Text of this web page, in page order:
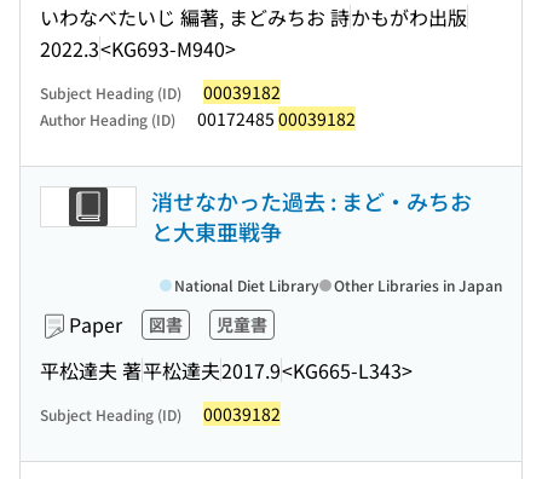
いわなべたいじ 編著, まどみちお 詩かもがわ出版
2022.3<KG693-M940>
Subject Heading (ID) 00039182
Author Heading (ID) 00172485 00039182
消せなかった過去 : まど・みちお
と大東亜戦争
Paper 図書 児童書
平松達夫 著平松達夫2017.9<KG665-L343>
National Diet Library Other Libraries in Japan
Subject Heading (ID) 00039182